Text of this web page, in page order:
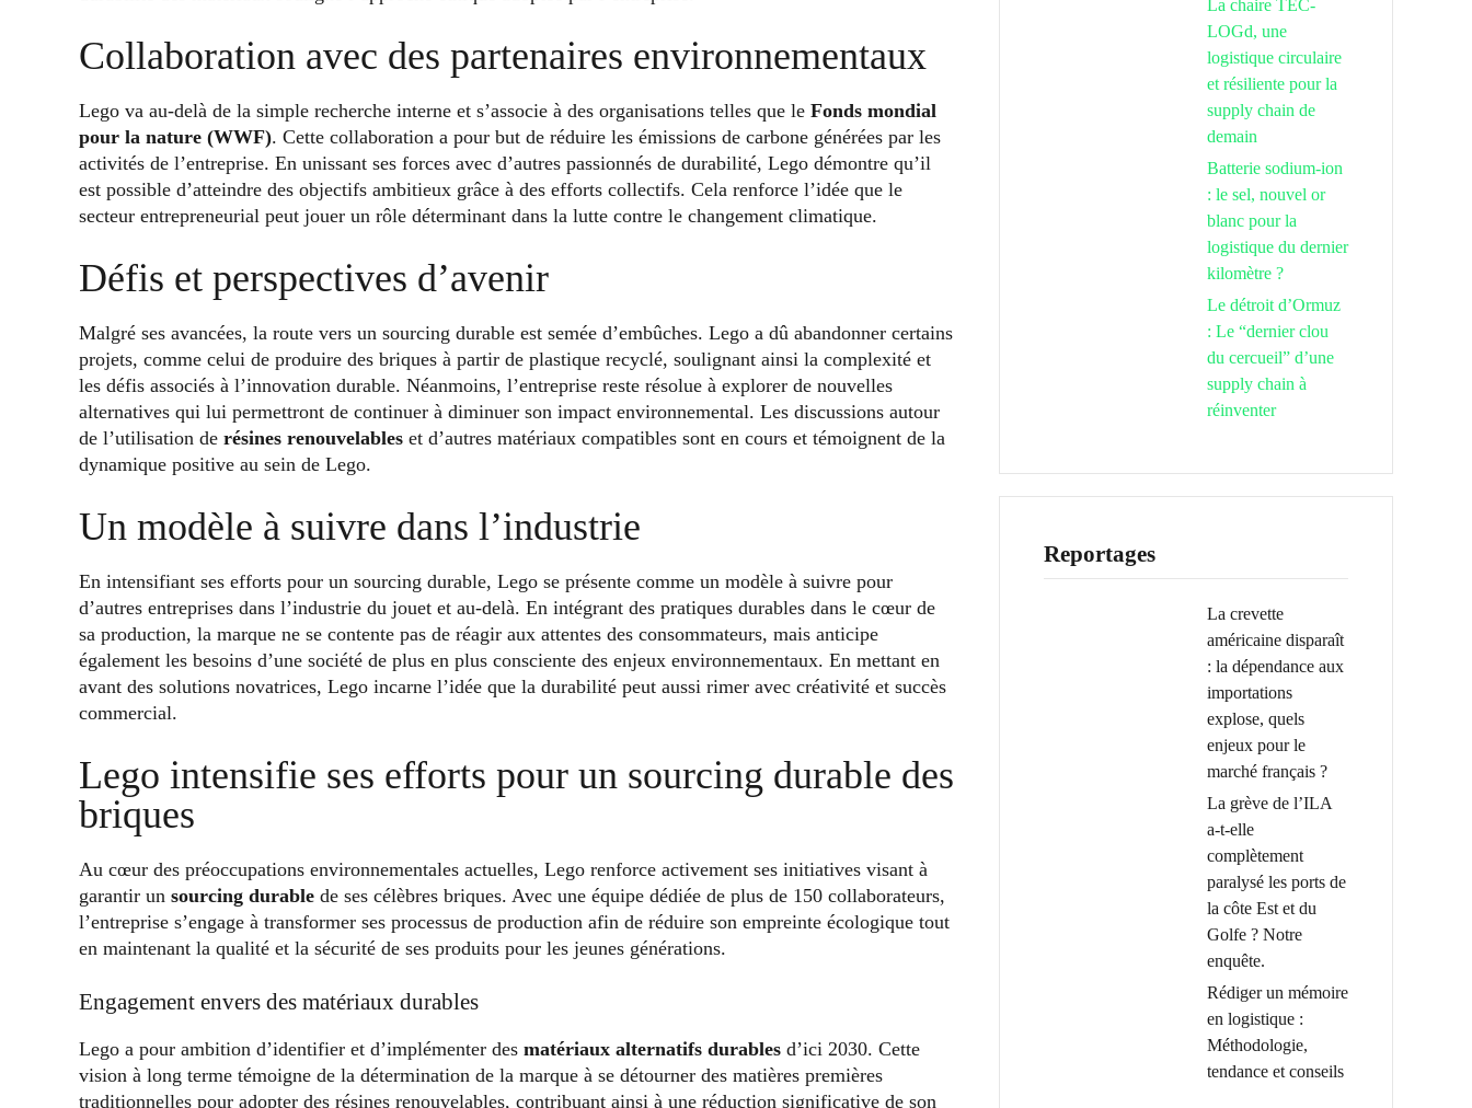
Collaboration avec des partenaires environnementaux
Lego va au-delà de la simple recherche interne et s’associe à des organisations telles que le Fonds mondial
pour la nature (WWF). Cette collaboration a pour but de réduire les émissions de carbone générées par les
activités de l’entreprise. En unissant ses forces avec d’autres passionnés de durabilité, Lego démontre qu’il
est possible d’atteindre des objectifs ambitieux grâce à des efforts collectifs. Cela renforce l’idée que le
secteur entrepreneurial peut jouer un rôle déterminant dans la lutte contre le changement climatique.
Défis et perspectives d’avenir
Malgré ses avancées, la route vers un sourcing durable est semée d’embûches. Lego a dû abandonner certains
projets, comme celui de produire des briques à partir de plastique recyclé, soulignant ainsi la complexité et
les défis associés à l’innovation durable. Néanmoins, l’entreprise reste résolue à explorer de nouvelles
alternatives qui lui permettront de continuer à diminuer son impact environnemental. Les discussions autour
de l’utilisation de résines renouvelables et d’autres matériaux compatibles sont en cours et témoignent de la
dynamique positive au sein de Lego.
Un modèle à suivre dans l’industrie
En intensifiant ses efforts pour un sourcing durable, Lego se présente comme un modèle à suivre pour
d’autres entreprises dans l’industrie du jouet et au-delà. En intégrant des pratiques durables dans le cœur de
sa production, la marque ne se contente pas de réagir aux attentes des consommateurs, mais anticipe
également les besoins d’une société de plus en plus consciente des enjeux environnementaux. En mettant en
avant des solutions novatrices, Lego incarne l’idée que la durabilité peut aussi rimer avec créativité et succès
commercial.
Lego intensifie ses efforts pour un sourcing durable des
briques
Au cœur des préoccupations environnementales actuelles, Lego renforce activement ses initiatives visant à
garantir un sourcing durable de ses célèbres briques. Avec une équipe dédiée de plus de 150 collaborateurs,
l’entreprise s’engage à transformer ses processus de production afin de réduire son empreinte écologique tout
en maintenant la qualité et la sécurité de ses produits pour les jeunes générations.
Engagement envers des matériaux durables
Lego a pour ambition d’identifier et d’implémenter des matériaux alternatifs durables d’ici 2030. Cette
vision à long terme témoigne de la détermination de la marque à se détourner des matières premières
traditionnelles pour adopter des résines renouvelables, contribuant ainsi à une réduction significative de son
La chaire TEC-
LOGd, une
logistique circulaire
et résiliente pour la
supply chain de
demain
Batterie sodium-ion
: le sel, nouvel or
blanc pour la
logistique du dernier
kilomètre ?
Le détroit d’Ormuz
: Le “dernier clou
du cercueil” d’une
supply chain à
réinventer
Reportages
La crevette
américaine disparaît
: la dépendance aux
importations
explose, quels
enjeux pour le
marché français ?
La grève de l’ILA
a-t-elle
complètement
paralysé les ports de
la côte Est et du
Golfe ? Notre
enquête.
Rédiger un mémoire
en logistique :
Méthodologie,
tendance et conseils